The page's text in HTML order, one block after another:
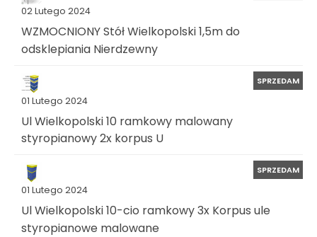
02 Lutego 2024
WZMOCNIONY Stół Wielkopolski 1,5m do
odsklepiania Nierdzewny
01 Lutego 2024
SPRZEDAM
Ul Wielkopolski 10 ramkowy malowany
styropianowy 2x korpus U
01 Lutego 2024
SPRZEDAM
Ul Wielkopolski 10-cio ramkowy 3x Korpus ule
styropianowe malowane